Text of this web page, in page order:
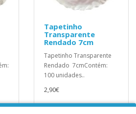
Tapetinho
Transparente
Rendado 7cm
Tapetinho Transparente
Rendado 7cmContém:
100 unidades..
2,90€